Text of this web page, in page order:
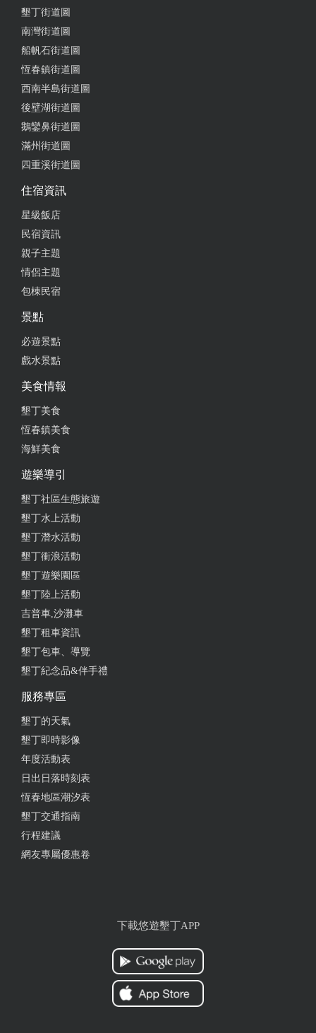
湯泉水質純 服務員熱情服務 每次都看到在清洗水池
新購設備～脈泉池 就像在水中做電療 一次成主顧 每
個禮拜都會去一次讓疲憊的身體做電療紓解酸痛 非常
大推
多樣化的泡湯設施、戶外池位於溪流旁、景緻宜人、
環境清幽，極力推薦。
很多泡湯池，但Spa 設施很多都壞掉了，很可惜。餵
這家溫泉 有一個電療泳池 別具特色 讓很多關節受傷
帶小孩放放風玩玩水,大眾池空間算大~ 環境悠閒,服務
也很熱忱！ 帶著放鬆的心,整體很不錯..
服務人員很親切熱心。 唯一就是隔音不太好，一直聽
到水聲。
花錢泡大眾湯，浴巾還需要租借150，設施老舊，蒸
氣室的木頭軟化，陪小孩進場沒有要泡湯也要收取一
2024-12-22 23:08:30
大眾池整體空間比清泉大了很多 水質也乾淨 缺點巡
邏力度不佳 還是有人在泳池旁抽煙 客人有置物櫃不
使用 都直接放置旁邊休息的桌椅上 導致其他客人無
墾丁街道圖
南灣街道圖
船帆石街道圖
恆春鎮街道圖
西南半島街道圖
後壁湖街道圖
鵝鑾鼻街道圖
滿州街道圖
四重溪街道圖
住宿資訊
星級飯店
民宿資訊
親子主題
情侶主題
包棟民宿
景點
必遊景點
戲水景點
美食情報
墾丁美食
恆春鎮美食
海鮮美食
遊樂導引
墾丁社區生態旅遊
墾丁水上活動
墾丁潛水活動
墾丁衝浪活動
墾丁遊樂園區
墾丁陸上活動
吉普車,沙灘車
墾丁租車資訊
墾丁包車、導覽
墾丁紀念品&伴手禮
服務專區
墾丁的天氣
墾丁即時影像
年度活動表
日出日落時刻表
恆春地區潮汐表
墾丁交通指南
行程建議
網友專屬優惠卷
下載悠遊墾丁APP